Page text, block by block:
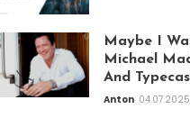
Maybe I
Michael
And
Anton 04.07.2025